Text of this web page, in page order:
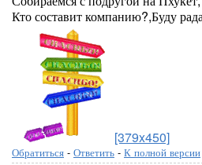
Кто составит компанию?,Буду
[379x450]
Обратиться - Ответить - К полной версии